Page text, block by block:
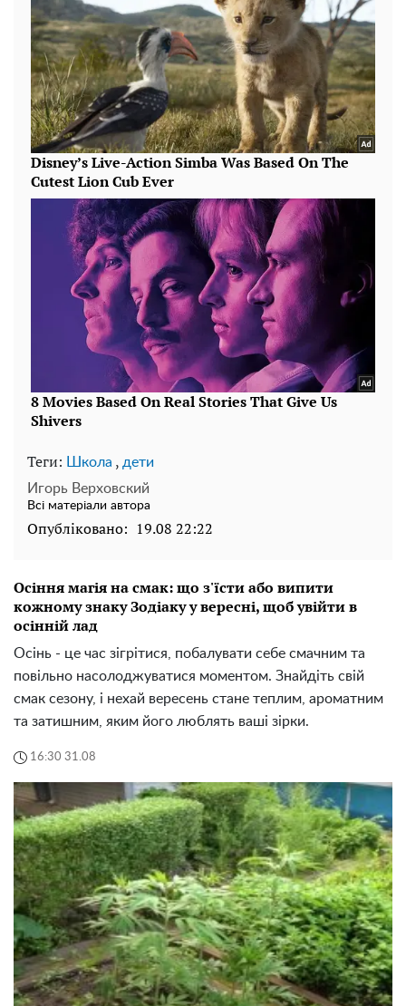
Теги: Школа , дети
Игорь Верховский
Всі матеріали автора
Опубліковано: 19.08 22:22
Осіння магія на смак: що з'їсти або випити
кожному знаку Зодіаку у вересні, щоб увійти в
осінній лад
Осінь - це час зігрітися, побалувати себе смачним та
повільно насолоджуватися моментом. Знайдіть свій
смак сезону, і нехай вересень стане теплим, ароматним
та затишним, яким його люблять ваші зірки.
16:30 31.08